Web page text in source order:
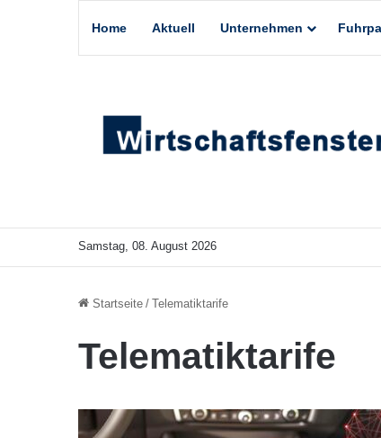
Home Aktuell Unternehmen
Samstag, 08. August 2026
Startseite / Telematiktarife
Telematiktarife